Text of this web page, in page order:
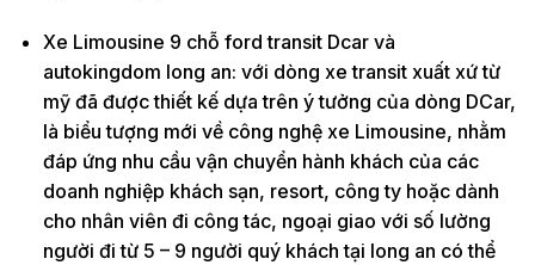
Xe Limousine 9 chỗ ford transit Dcar và
autokingdom long an: với dòng xe transit xuất xứ từ
mỹ đã được thiết kế dựa trên ý tưởng của dòng DCar,
là biểu tượng mới về công nghệ xe Limousine, nhằm
đáp ứng nhu cầu vận chuyển hành khách của các
doanh nghiệp khách sạn, resort, công ty hoặc dành
cho nhân viên đi công tác, ngoại giao với số lường
người đi từ 5 – 9 người quý khách tại long an có thể